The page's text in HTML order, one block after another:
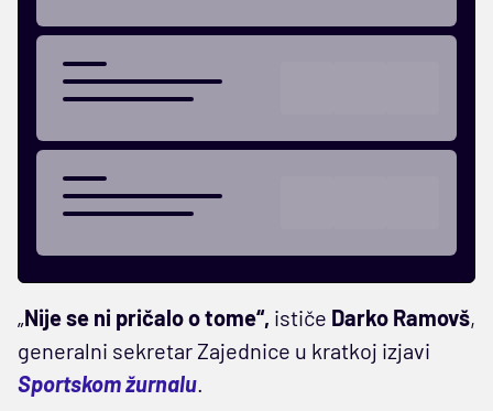
„Nije se ni pričalo o tome“, ističe Darko Ramovš,
generalni sekretar Zajednice u kratkoj izjavi
Sportskom žurnalu.